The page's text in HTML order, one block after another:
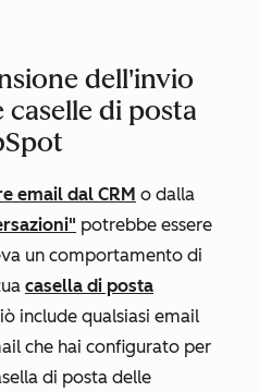
dell'invio
caselle di posta
email dal CRM o dalla
potrebbe essere
un comportamento di
casella di posta
include qualsiasi email
che hai configurato per
di posta delle